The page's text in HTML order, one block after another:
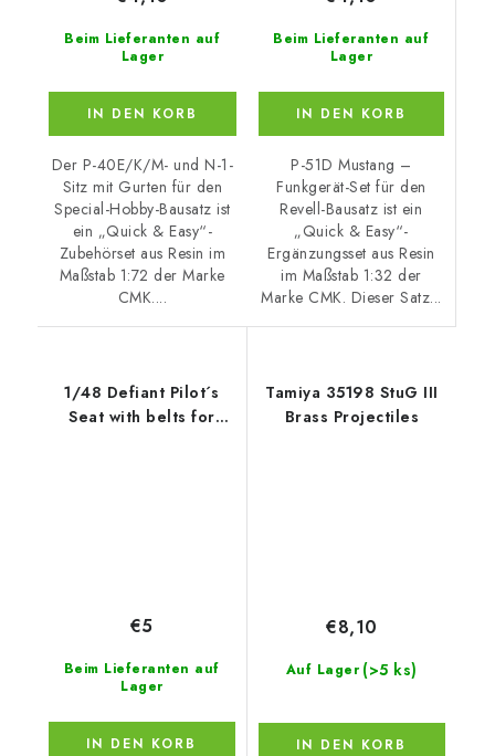
Beim Lieferanten auf
Lager
IN DEN KORB
Der P-40E/K/M- und N-1-
Sitz mit Gurten für den
Special-Hobby-Bausatz ist
ein „Quick & Easy“-
Zubehörset aus Resin im
Maßstab 1:72 der Marke
CMK....
Beim Lieferanten auf
Lager
IN DEN KORB
P-51D Mustang –
Funkgerät-Set für den
Revell-Bausatz ist ein
„Quick & Easy“-
Ergänzungsset aus Resin
im Maßstab 1:32 der
Marke CMK. Dieser Satz...
1/48 Defiant Pilot´s
Seat with belts for
Beim Lieferanten auf
Lager
€5
IN DEN KORB
Tamiya 35198 StuG III
Brass Projectiles
Auf Lager (>5 ks)
€8,10
IN DEN KORB